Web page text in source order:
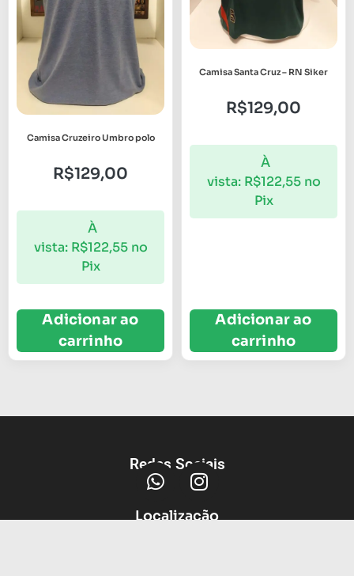
Camisa Cruzeiro Umbro polo
R$129,00
À
vista: R$122,55 no
Pix
Adicionar ao
carrinho
Camisa Santa Cruz – RN Siker
R$129,00
À
vista: R$122,55 no
Pix
Adicionar ao
carrinho
Redes Sociais
Localização